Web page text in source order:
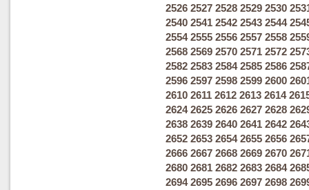
2526 2527 2528 2529 2530
2540 2541 2542 2543 2544
2554 2555 2556 2557 2558
2568 2569 2570 2571 2572
2582 2583 2584 2585 2586
2596 2597 2598 2599 2600
2610 2611 2612 2613 2614
2624 2625 2626 2627 2628
2638 2639 2640 2641 2642
2652 2653 2654 2655 2656
2666 2667 2668 2669 2670
2680 2681 2682 2683 2684
2694 2695 2696 2697 2698